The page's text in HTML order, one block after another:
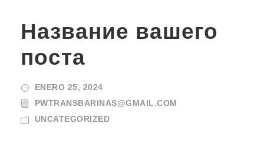
Название вашего
поста
ENERO 25, 2024
PWTRANSBARINAS@GMAIL.COM
UNCATEGORIZED